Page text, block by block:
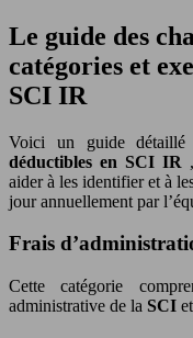
Le guide des
catégories et
SCI IR
Voici un guide détaillé
déductibles en SCI IR
aider à les identifier et à
jour annuellement par
Frais
Cette catégorie
administrative de la SCI